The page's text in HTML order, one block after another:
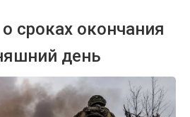
сроках окончания
день